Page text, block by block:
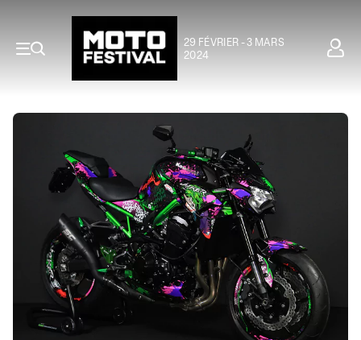
29 FÉVRIER - 3 MARS
2024